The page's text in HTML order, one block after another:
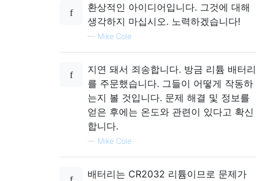
환상적인 아이디어입니다. 그것에 대해
생각하지 마십시오. 노력하겠습니다!
— Mike Cole
지연 돼서 죄송합니다. 방금 리튬 배터리
를 주문했습니다. 그들이 어떻게 작동하
는지 볼 것입니다. 문제 해결 및 정보를
얻은 후에는 온도와 관련이 있다고 확신
합니다.
— Mike Cole
배터리는 CR2032 리튬이므로 문제가